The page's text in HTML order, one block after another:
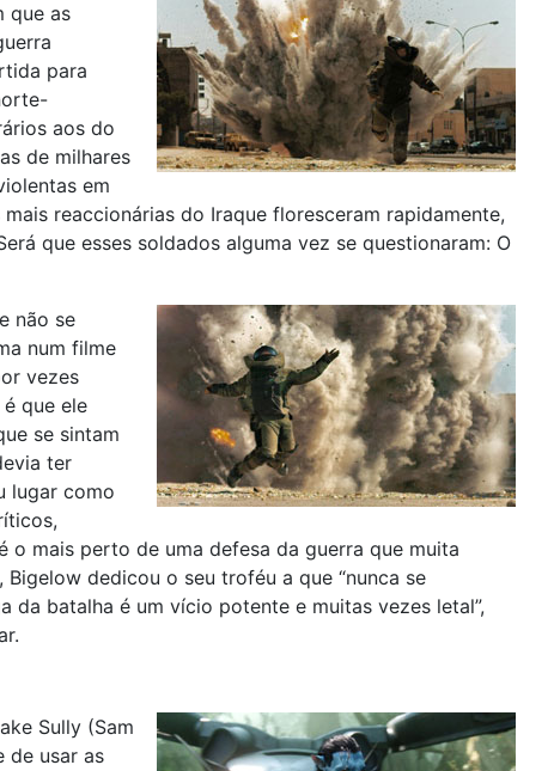
que as
para
aos do
de milhares
em
reaccionárias do Iraque floresceram rapidamente,
que esses soldados alguma vez se questionaram: O
não se
num filme
vezes
que ele
se sintam
ter
lugar como
o mais perto de uma defesa da guerra que muita
dedicou o seu troféu a que “nunca se
da batalha é um vício potente e muitas vezes letal”,
Sully (Sam
de usar as